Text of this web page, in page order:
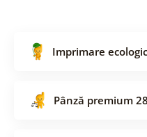
Imprimare
Pânză premium